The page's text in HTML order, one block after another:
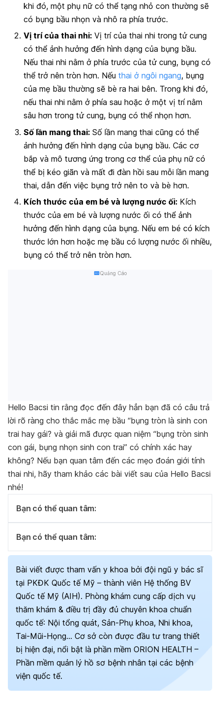
khi đó, một phụ nữ có thể tạng nhỏ con thường sẽ
có bụng bầu nhọn và nhô ra phía trước.
Vị trí của thai nhi: Vị trí của thai nhi trong tử cung
có thể ảnh hưởng đến hình dạng của bụng bầu.
Nếu thai nhi nằm ở phía trước của tử cung, bụng có
thể trở nên tròn hơn. Nếu thai ở ngôi ngang, bụng
của mẹ bầu thường sẽ bè ra hai bên. Trong khi đó,
nếu thai nhi nằm ở phía sau hoặc ở một vị trí nằm
sâu hơn trong tử cung, bụng có thể nhọn hơn.
Số lần mang thai: Số lần mang thai cũng có thể
ảnh hưởng đến hình dạng của bụng bầu. Các cơ
bắp và mô tương ứng trong cơ thể của phụ nữ có
thể bị kéo giãn và mất đi đàn hồi sau mỗi lần mang
thai, dẫn đến việc bụng trở nên to và bè hơn.
Kích thước của em bé và lượng nước ối: Kích
thước của em bé và lượng nước ối có thể ảnh
hưởng đến hình dạng của bụng. Nếu em bé có kích
thước lớn hơn hoặc mẹ bầu có lượng nước ối nhiều,
bụng có thể trở nên tròn hơn.
Quảng Cáo
Hello Bacsi tin rằng đọc đến đây hẳn bạn đã có câu trả
lời rõ ràng cho thắc mắc mẹ bầu “bụng tròn là sinh con
trai hay gái? và giải mã được quan niệm “bụng tròn sinh
con gái, bụng nhọn sinh con trai” có chính xác hay
không? Nếu bạn quan tâm đến các mẹo đoán giới tính
thai nhi, hãy tham khảo các bài viết sau của Hello Bacsi
nhé!
Bạn có thể quan tâm:
Bạn có thể quan tâm:
Bài viết được tham vấn y khoa bởi đội ngũ y bác sĩ
tại PKĐK Quốc tế Mỹ – thành viên Hệ thống BV
Quốc tế Mỹ (AIH). Phòng khám cung cấp dịch vụ
thăm khám & điều trị đầy đủ chuyên khoa chuẩn
quốc tế: Nội tổng quát, Sản-Phụ khoa, Nhi khoa,
Tai-Mũi-Họng… Cơ sở còn được đầu tư trang thiết
bị hiện đại, nổi bật là phần mềm ORION HEALTH –
Phần mềm quản lý hồ sơ bệnh nhân tại các bệnh
viện quốc tế.